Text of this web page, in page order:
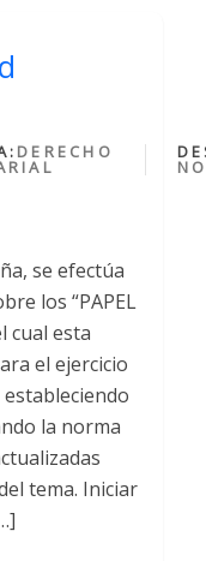
DERECHO
se efectúa
los “PAPEL
cual esta
el ejercicio
la norma
tema. Iniciar